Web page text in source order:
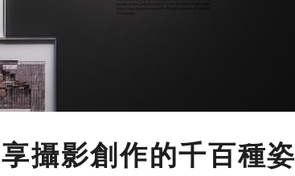
攝影創作的千百種姿